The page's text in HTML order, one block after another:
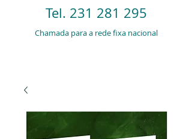
Tel. 231 281 295
Chamada para a rede fixa nacional